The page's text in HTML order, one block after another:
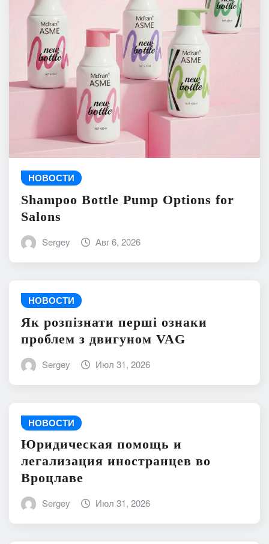
НОВОСТИ
Shampoo Bottle Pump Options for
Salons
Sergey Авг 6, 2026
НОВОСТИ
Як розпізнати перші ознаки
проблем з двигуном VAG
Sergey Июл 31, 2026
НОВОСТИ
Юридическая помощь и
легализация иностранцев во
Вроцлаве
Sergey Июл 31, 2026